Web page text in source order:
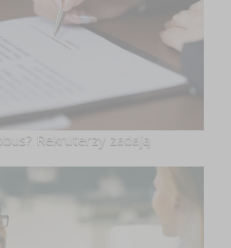
Rekruterzy zadają